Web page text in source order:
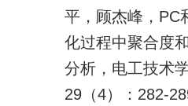
平，顾杰峰，PC
化过程中聚合度
分析，电工技术
29（4）：282-